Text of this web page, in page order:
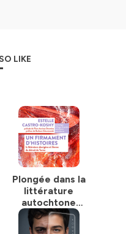
LIKE
Plongée dans la
littérature
autochtone
australienne